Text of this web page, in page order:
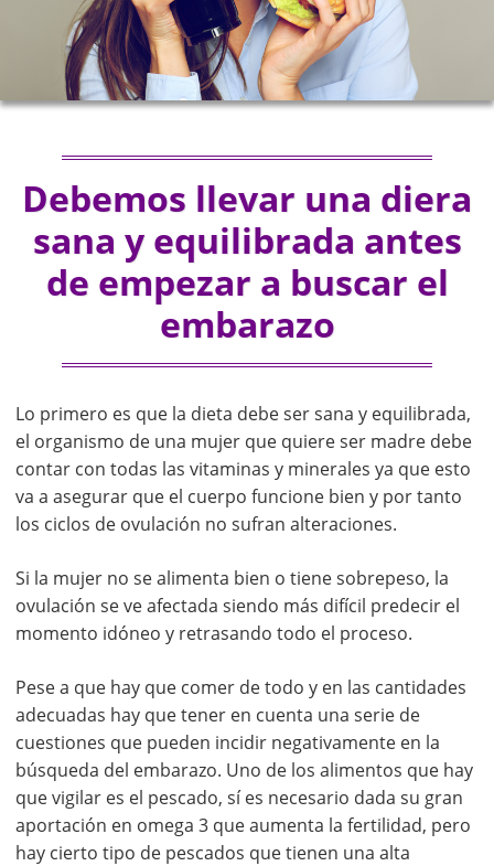
Debemos llevar una diera
sana y equilibrada antes
de empezar a buscar el
embarazo
Lo primero es que la dieta debe ser sana y equilibrada,
el organismo de una mujer que quiere ser madre debe
contar con todas las vitaminas y minerales ya que esto
va a asegurar que el cuerpo funcione bien y por tanto
los ciclos de ovulación no sufran alteraciones.
Si la mujer no se alimenta bien o tiene sobrepeso, la
ovulación se ve afectada siendo más difícil predecir el
momento idóneo y retrasando todo el proceso.
Pese a que hay que comer de todo y en las cantidades
adecuadas hay que tener en cuenta una serie de
cuestiones que pueden incidir negativamente en la
búsqueda del embarazo. Uno de los alimentos que hay
que vigilar es el pescado, sí es necesario dada su gran
aportación en omega 3 que aumenta la fertilidad, pero
hay cierto tipo de pescados que tienen una alta